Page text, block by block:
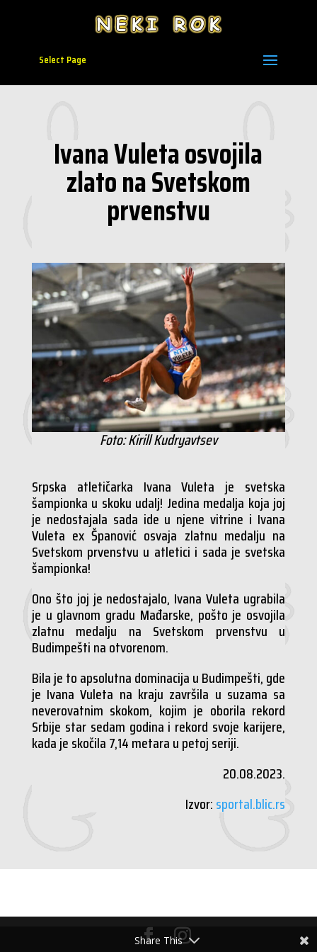
Select Page
Ivana Vuleta osvojila
zlato na Svetskom
prvenstvu
Foto: Kirill Kudryavtsev
Srpska atletičarka Ivana Vuleta je svetska
šampionka u skoku udalj! Jedina medalja koja joj
je nedostajala sada ide u njene vitrine i Ivana
Vuleta ex Španović osvaja zlatnu medalju na
Svetskom prvenstvu u atletici i sada je svetska
šampionka!
Ono što joj je nedostajalo, Ivana Vuleta ugrabila
je u glavnom gradu Mađarske, pošto je osvojila
zlatnu medalju na Svetskom prvenstvu u
Budimpešti na otvorenom.
Bila je to apsolutna dominacija u Budimpešti, gde
je Ivana Vuleta na kraju završila u suzama sa
neverovatnim skokom, kojim je oborila rekord
Srbije star sedam godina i rekord svoje karijere,
kada je skočila 7,14 metara u petoj seriji.
20.08.2023.
Izvor:sportal.blic.rs
Share This